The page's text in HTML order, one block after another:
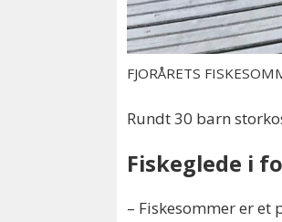
FJORÅRETS
Rundt 30 barn
Fiskeglede i
– Fiskesommer er